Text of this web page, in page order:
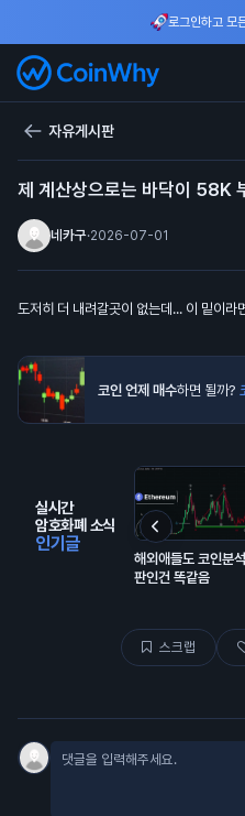
로그인하고 모
자유게시판
제 계산상으로는 바닥이 58K
네카구·2026-07-01
도저히 더 내려갈곳이 없는데... 이 밑이라
코인 언제 매수하면 될까?
실시간
암호화폐 소식
인기글
해외애들도 코인분
판인건 똑같음
스크랩